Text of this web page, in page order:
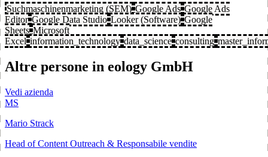
Suchmaschinenmarketing (SEM) Google Ads Google Ads
Editor Google Data Studio Looker (Software) Google
Sheets Microsoft
Excel information_technology data_science consulting
Altre persone in eology GmbH
Vedi azienda
MS
Mario Strack
Head of Content Outreach & Responsabile vendite